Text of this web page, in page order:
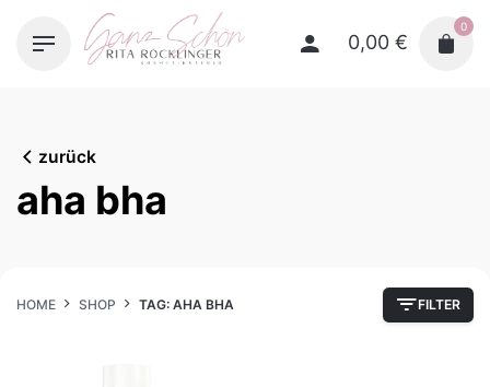
0,00 €
0
zurück
aha bha
HOME SHOP TAG: AHA BHA FILTER